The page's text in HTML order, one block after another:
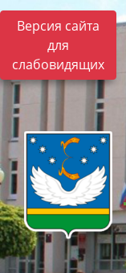
Версия сайта
для
слабовидящих